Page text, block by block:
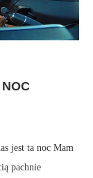
jest ta noc Mam
pachnie